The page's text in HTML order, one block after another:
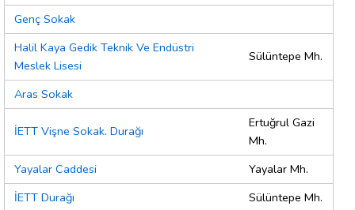
Genç Sokak
Halil Kaya Gedik Teknik Ve Endüstri
Meslek Lisesi
Sülüntepe Mh.
Aras Sokak
İETT Vişne Sokak. Durağı
Ertuğrul Gazi
Mh.
Yayalar Caddesi
Yayalar Mh.
İETT Durağı
Sülüntepe Mh.